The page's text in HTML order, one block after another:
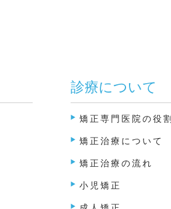
診療について
矯正専門医院の役割
矯正治療について
矯正治療の流れ
小児矯正